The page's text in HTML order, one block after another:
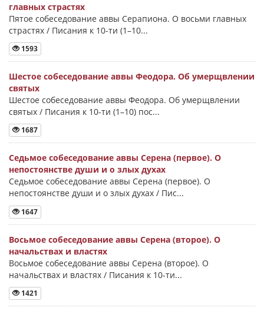
главных страстях
Пятое собеседование аввы Серапиона. О восьми главных
страстях / Писания к 10-ти (1–10...
1593
Шестое собеседование аввы Феодора. Об умерщвлении
святых
Шестое собеседование аввы Феодора. Об умерщвлении
святых / Писания к 10-ти (1–10) пос...
1687
Седьмое собеседование аввы Серена (первое). О
непостоянстве души и о злых духах
Седьмое собеседование аввы Серена (первое). О
непостоянстве души и о злых духах / Пис...
1647
Восьмое собеседование аввы Серена (второе). О
начальствах и властях
Восьмое собеседование аввы Серена (второе). О
начальствах и властях / Писания к 10-ти...
1421